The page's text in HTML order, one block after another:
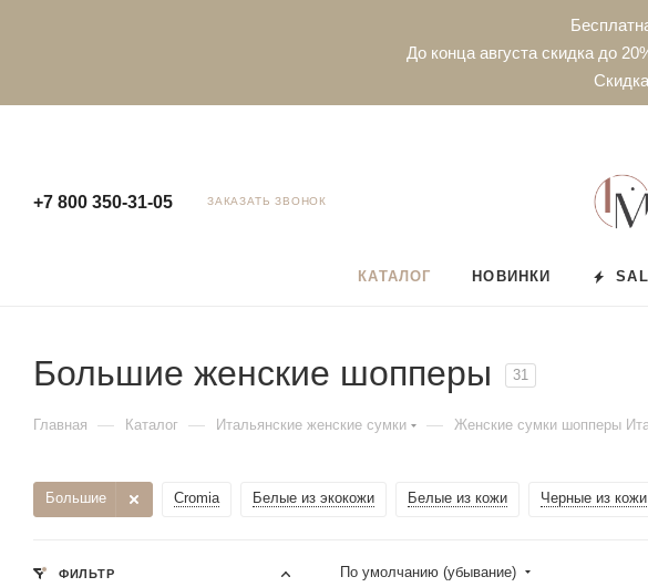
До конца августа скидка до
+7 800 350-31-05 ЗАКАЗАТЬ ЗВОНОК
КАТАЛОГ НОВИНКИ
Большие женские шопперы 31
Главная — Каталог — Итальянские женские сумки — Женские сумки шопперы
Cromia Белые из экокожи Белые из кожи Черные из кожи
Большие
По умолчанию (убывание)
ФИЛЬТР